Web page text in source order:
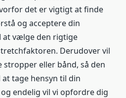
det er vigtigt at finde
og acceptere din
at vælge den rigtige
Derudover vil
eller bånd, så den
tage hensyn til din
endelig vil vi opfordre dig